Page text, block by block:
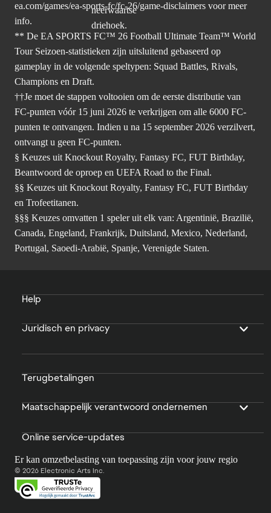
ea.com/games/ea-sports-fc/fc-26/game-disclaimers voor meer
info.
** De EA SPORTS FC™ 26 Football Ultimate Team™ World
Tour Seizoen-statistieken zijn uitsluitend gebaseerd op
gameplay in de volgende speltypen: Squad Battles, Rivals,
Champions en Draft.
††Je moet de stappen voltooien om de eerste distributie van
FC-punten vóór 15 juni 2026 te verkrijgen om alle 6000 FC-
punten te ontvangen. Indien u na 15 september 2026 verzilvert,
ontvangt u geen FC-punten.
§ Keuzes uit Knockout Royalty, Fantasy FC, FUT Birthday,
Beantwoord de oproep en UEFA Road to the Final.
§§ Keuzes uit Knockout Royalty, Fantasy FC, FUT Birthday
en Trofeetitanen.
§§§ Keuzes omvatten 1 speler uit elk van: Argentinië, Brazilië,
Canada, Engeland, Frankrijk, Duitsland, Mexico, Nederland,
Portugal, Saoedi-Arabië, Spanje, Verenigde Staten.
Help
Juridisch en privacy
Terugbetalingen
Maatschappelijk verantwoord ondernemen
Online service-updates
Er kan omzetbelasting van toepassing zijn voor jouw regio
© 2026 Electronic Arts Inc.